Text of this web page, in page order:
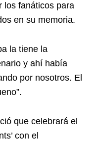
los fanáticos para
en su memoria.
la tiene la
y ahí había
por nosotros. El
que celebrará el
con el